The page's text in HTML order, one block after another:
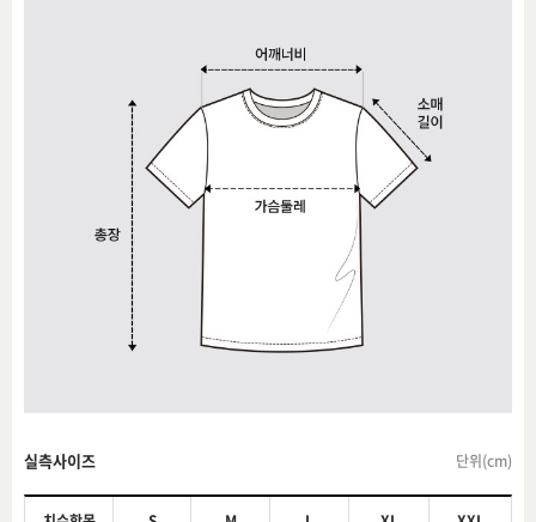
실측사이즈 단위(cm)